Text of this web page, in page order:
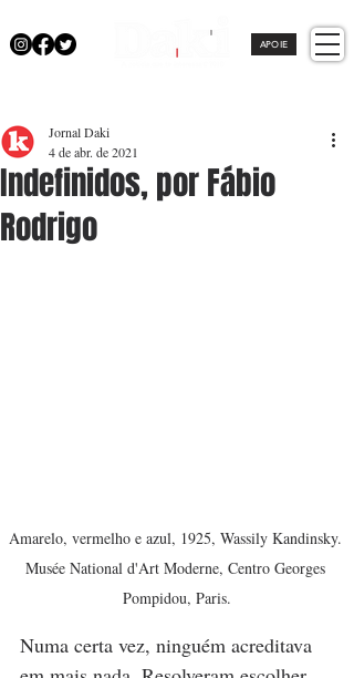
APOIE
Indefinidos, por Fábio
Rodrigo
Jornal Daki
4 de abr. de 2021
Amarelo, vermelho e azul, 1925, Wassily Kandinsky.
Musée National d'Art Moderne, Centro Georges
Pompidou, Paris.
Numa certa vez, ninguém acreditava